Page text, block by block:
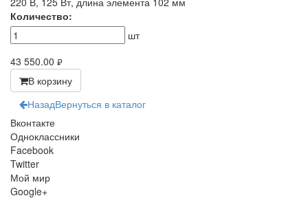
Количество:
шт
43 550.00 руб.
В корзину
НазадВернуться в каталог
Вконтакте
Одноклассники
Facebook
Twitter
Мой мир
Google+